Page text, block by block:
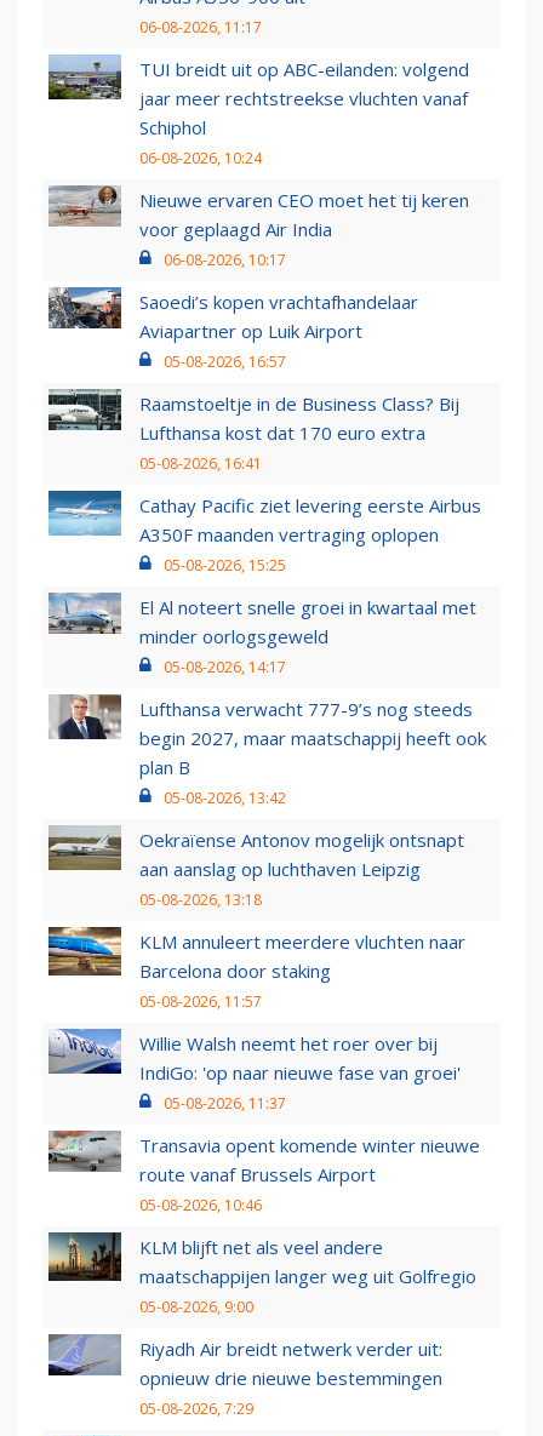
06-08-2026, 11:17
TUI breidt uit op ABC-eilanden: volgend
jaar meer rechtstreekse vluchten vanaf
Schiphol
06-08-2026, 10:24
Nieuwe ervaren CEO moet het tij keren
voor geplaagd Air India
06-08-2026, 10:17
Saoedi’s kopen vrachtafhandelaar
Aviapartner op Luik Airport
05-08-2026, 16:57
Raamstoeltje in de Business Class? Bij
Lufthansa kost dat 170 euro extra
05-08-2026, 16:41
Cathay Pacific ziet levering eerste Airbus
A350F maanden vertraging oplopen
05-08-2026, 15:25
El Al noteert snelle groei in kwartaal met
minder oorlogsgeweld
05-08-2026, 14:17
Lufthansa verwacht 777-9’s nog steeds
begin 2027, maar maatschappij heeft ook
plan B
05-08-2026, 13:42
Oekraïense Antonov mogelijk ontsnapt
aan aanslag op luchthaven Leipzig
05-08-2026, 13:18
KLM annuleert meerdere vluchten naar
Barcelona door staking
05-08-2026, 11:57
Willie Walsh neemt het roer over bij
IndiGo: 'op naar nieuwe fase van groei'
05-08-2026, 11:37
Transavia opent komende winter nieuwe
route vanaf Brussels Airport
05-08-2026, 10:46
KLM blijft net als veel andere
maatschappijen langer weg uit Golfregio
05-08-2026, 9:00
Riyadh Air breidt netwerk verder uit:
opnieuw drie nieuwe bestemmingen
05-08-2026, 7:29